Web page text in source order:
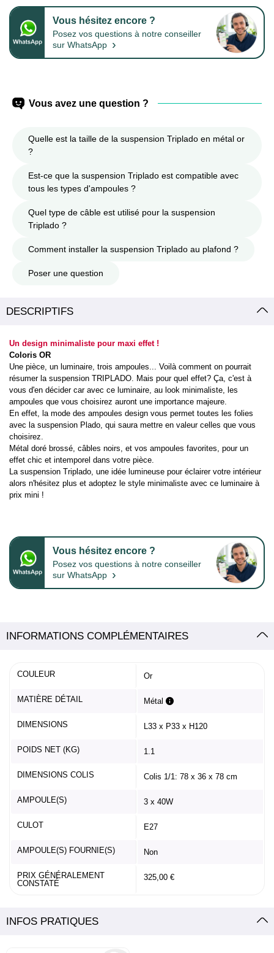
Vous hésitez encore ?
Posez vos questions à notre conseiller
sur WhatsApp ›
Vous avez une question ?
Quelle est la taille de la suspension Triplado en métal or
?
Est-ce que la suspension Triplado est compatible avec
tous les types d'ampoules ?
Quel type de câble est utilisé pour la suspension
Triplado ?
Comment installer la suspension Triplado au plafond ?
Poser une question
DESCRIPTIFS
Un design minimaliste pour maxi effet !
Coloris OR
Une pièce, un luminaire, trois ampoules... Voilà comment on pourrait
résumer la suspension TRIPLADO. Mais pour quel effet? Ça, c'est à
vous d'en décider car avec ce luminaire, au look minimaliste, les
ampoules que vous choisirez auront une importance majeure.
En effet, la mode des ampoules design vous permet toutes les folies
avec la suspension Plado, qui saura mettre en valeur celles que vous
choisirez.
Métal doré brossé, câbles noirs, et vos ampoules favorites, pour un
effet chic et intemporel dans votre pièce.
La suspension Triplado, une idée lumineuse pour éclairer votre intérieur
alors n'hésitez plus et adoptez le style minimaliste avec ce luminaire à
prix mini !
Vous hésitez encore ?
Posez vos questions à notre conseiller
sur WhatsApp ›
INFORMATIONS COMPLÉMENTAIRES
COULEUR Or
MATIÈRE DÉTAIL Métal
DIMENSIONS L33 x P33 x H120
POIDS NET (KG) 1.1
DIMENSIONS COLIS Colis 1/1: 78 x 36 x 78 cm
AMPOULE(S) 3 x 40W
CULOT E27
AMPOULE(S) FOURNIE(S) Non
PRIX GÉNÉRALEMENT
CONSTATÉ
325,00 €
INFOS PRATIQUES